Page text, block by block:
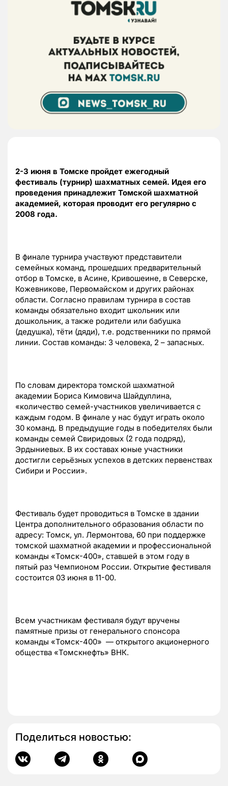
2-3 июня в Томске пройдет ежегодный
фестиваль (турнир) шахматных семей. Идея его
проведения принадлежит Томской шахматной
академией, которая проводит его регулярно с
2008 года.
В финале турнира участвуют представители
семейных команд, прошедших предварительный
отбор в Томске, в Асине, Кривошеине, в Северске,
Кожевникове, Первомайском и других районах
области. Согласно правилам турнира в состав
команды обязательно входит школьник или
дошкольник, а также родители или бабушка
(дедушка), тёти (дяди), т.е. родственники по прямой
линии. Состав команды: 3 человека, 2 – запасных.
По словам директора томской шахматной
академии Бориса Кимовича Шайдуллина,
«количество семей-участников увеличивается с
каждым годом. В финале у нас будут играть около
30 команд. В предыдущие годы в победителях были
команды семей Свиридовых (2 года подряд),
Эрдыниевых. В их составах юные участники
достигли серьёзных успехов в детских первенствах
Сибири и России».
Фестиваль будет проводиться в Томске в здании
Центра дополнительного образования области по
адресу: Томск, ул. Лермонтова, 60 при поддержке
томской шахматной академии и профессиональной
команды «Томск-400», ставшей в этом году в
пятый раз Чемпионом России. Открытие фестиваля
состоится 03 июня в 11-00.
Всем участникам фестиваля будут вручены
памятные призы от генерального спонсора
команды «Томск-400» — открытого акционерного
общества «Томскнефть» ВНК.
Поделиться новостью: